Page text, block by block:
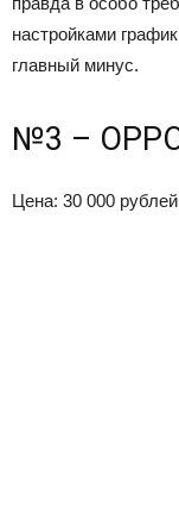
настройками
главный минус.
№3 –
Цена: 30 000 рублей